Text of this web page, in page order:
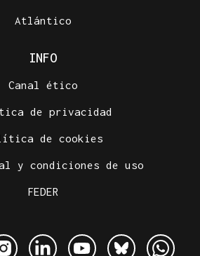
Atlántico
INFO
Canal ético
de privacidad
de cookies
y condiciones de uso
FEDER